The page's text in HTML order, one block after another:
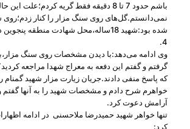
باشم حدود 7 تا 8 دقیقه فقط گریه كردم؛علت این
نمی‌دانستم.گل‌های روی سنگ مزار را كنار
شده بود:شهید 18ساله،محل شهادت منطقه
4.
وی ادامه می‌دهد:با دیدن مشخصات روی سنگ
گرفتم و گفتم این دفعه به معراج شهدا مراجعه
كه پاسخ منفی دادند.جریان زیارت مزار شهید گمنام
خواهرم شرح دادم و مشخصات شهید را به آنها گفتم
آرامش دعوت كرد.
تنها خواهر شهید حمیدرضا ملاحسنی در ادامه
كرد: